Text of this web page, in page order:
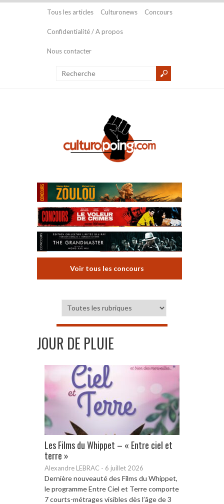
Tous les articles Culturonews Concours
Confidentialité / A propos
Nous contacter
Voir tous les concours
JOUR DE PLUIE
Les Films du Whippet – « Entre ciel et
terre »
Alexandre LEBRAC - 6 juillet 2026
Dernière nouveauté des Films du Whippet,
le programme Entre Ciel et Terre comporte
7 courts-métrages visibles dès l’âge de 3